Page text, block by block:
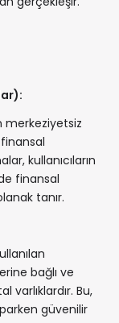
merkeziyetsiz
kullanıcıların
finansal
tanır.
bağlı ve
varlıklardır. Bu,
güvenilir